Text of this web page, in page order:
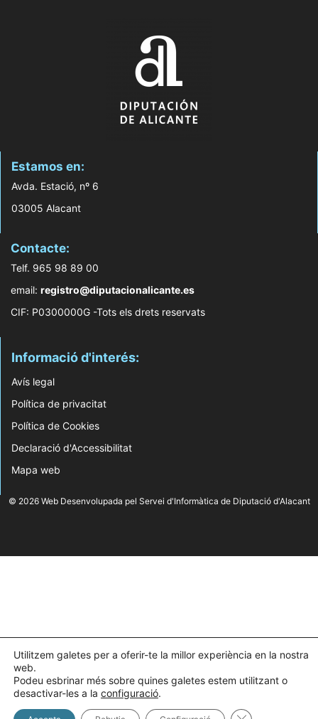
Estamos en:
Avda. Estació, nº 6
03005 Alacant
Contacte:
Telf. 965 98 89 00
email: registro@diputacionalicante.es
CIF: P0300000G -Tots els drets reservats
Informació d'interés:
Avís legal
Política de privacitat
Política de Cookies
Declaració d'Accessibilitat
Mapa web
© 2026 Web Desenvolupada pel Servei d'Informàtica de Diputació d'Alacant
Utilitzem galetes per a oferir-te la millor experiència en la nostra
web.
Podeu esbrinar més sobre quines galetes estem utilitzant o
desactivar-les a la configuració.